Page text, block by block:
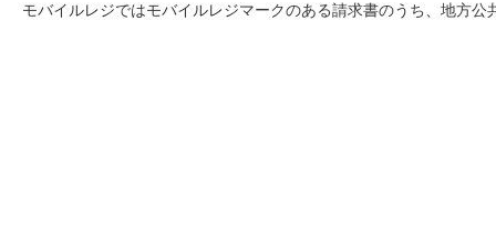
モバイルレジではモバイルレジマークのある請求書のうち、地方